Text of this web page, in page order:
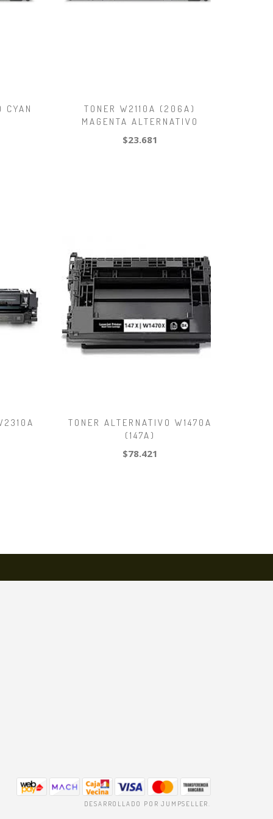
TONER W2110A (206A)
MAGENTA ALTERNATIVO
$23.681
TONER ALTERNATIVO W1470A
(147A)
$78.421
DESARROLLADO POR JUMPSELLER